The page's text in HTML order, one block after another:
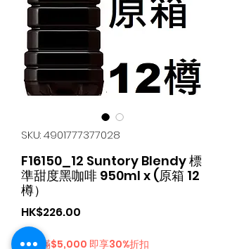
SKU: 4901777377028
F16150_12 Suntory Blendy 標
準甜度黑咖啡 950ml x (原箱 12
樽）
HK$226.00
購物滿$5,000 即享30%折扣